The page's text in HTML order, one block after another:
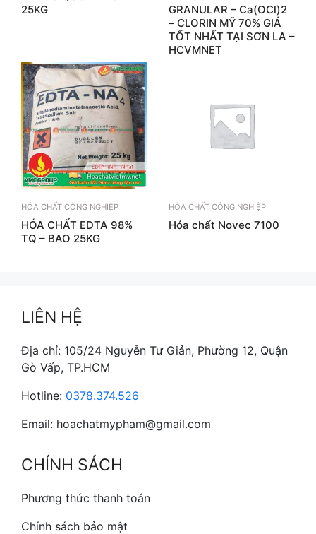
25KG
GRANULAR – Ca(OCl)2
– CLORIN MỸ 70% GIÁ
TỐT NHẤT TẠI SƠN LA –
HCVMNET
HÓA CHẤT CÔNG NGHIỆP
HÓA CHẤT EDTA 98%
TQ – BAO 25KG
HÓA CHẤT CÔNG NGHIỆP
Hóa chất Novec 7100
LIÊN HỆ
Địa chỉ: 105/24 Nguyễn Tư Giản, Phường 12, Quận
Gò Vấp, TP.HCM
Hotline: 0378.374.526
Email: hoachatmypham@gmail.com
CHÍNH SÁCH
Phương thức thanh toán
Chính sách bảo mật